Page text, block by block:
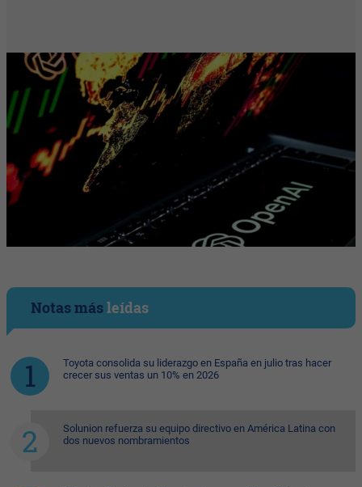
Notas másleídas
Toyota consolida su liderazgo en España en julio tras hacer
crecer sus ventas un 10% en 2026
Solunion refuerza su equipo directivo en América Latina con
dos nuevos nombramientos